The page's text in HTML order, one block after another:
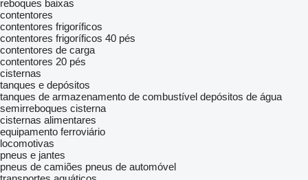
reboques baixas
contentores
contentores frigoríficos
contentores frigoríficos 40 pés
contentores de carga
contentores 20 pés
cisternas
tanques e depósitos
tanques de armazenamento de combustível depósitos de água
semirreboques cisterna
cisternas alimentares
equipamento ferroviário
locomotivas
pneus e jantes
pneus de camiões pneus de automóvel